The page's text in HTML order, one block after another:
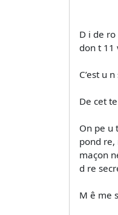
D i de
don t 11
C’est u
De cet
On pe u
pond re,
maçon
d re
M ê me